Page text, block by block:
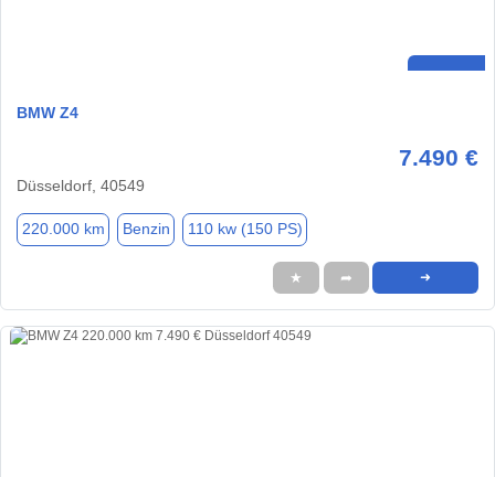
BMW Z4
7.490 €
Düsseldorf, 40549
220.000 km Benzin 110 kw (150 PS)
★ ➦ ➜